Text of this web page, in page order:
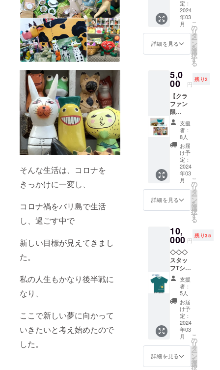
そんな生活は、コロナを
きっかけに一変し、
コロナ禍をバリ島で生活
し、過ごす中で
新しい目標が見えてきまし
た。
私の人生もかなり後半戦に
なり、
ここで新しい夢に向かって
いきたいと考え始めたので
した。
※支援者
の皆様
に→完
成時の
お店の
映像と
（お店
完成
援者の
方に
URLを
メール
に送り
す！）
＋お店
にお名
前を残
す
ンダー
内容】
ハガキ
サイズ
卓上カ
レン
148mm
100mm
12ヶ月
１２枚
裏面は
書き込
み用の
無地カ
レン
ダー 木
製スタ
ンド付
援者の
皆様に
→完成
時のお
店の映
セージ
（お店
後、支
援者の
方に
URLを
メール
に送り
ま
す！）
＋お店
にお名
前を残
す
ベント
やバリ
のお店
でこの
バック
を提示
して頂
くと代
５％off
！ (一
部割引
除外品
あり）
十勝の
「する
べや」
さんに
制作し
て頂き
ます！
小さな
こだわ
りが満
載で
す。
大き
さ：
W46xH
32xD14
（単
位cm）
持ち
手：
2.5x47
内容
量：
14lL 雲
の形の
ポケッ
トをつ
けた
い！と
定：
2024
年03
月
詳細を見る
こ
の
リ
タ
ー
ン
を
選
択
す
る
5,0
00 円
残り2
【クラ
ファン
限
定！】
◇◇◇
雑貨＋
お試し
ハーブ
ティー
＋小さ
なカッ
プ詰め
合わせ
セット
◇◇◇
①アタ
コース
ター１
枚 ②小
さなオ
リジナ
ル陶器
のカッ
プ
「山根
優子さ
ん作）
③ハー
ティー
パック
（２g入
り）３
支援
者：
8人
お届
け予
定：
2024
年03
月
詳細を見る
こ
の
リ
タ
ー
ン
を
選
択
す
る
10,
000 円
残り35
◇◇◇
スタッ
フTシャ
ツ
◇◇◇
・・実
際にバ
リ島で
スタッ
フが着
るTシャ
ツを、
あなた
に！こ
れを着
支援
者：
5人
お届
け予
定：
2024
年03
月
詳細を見る
こ
の
リ
タ
ー
ン
を
選
択